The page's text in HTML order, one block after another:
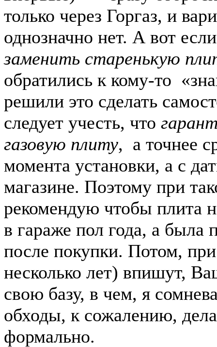
только через Горгаз, и
однозначно нет. А вот
заменить старенькую
обратились к кому-то
решили это сделать
следует учесть, что
газовую плиту, а точнее
момента установки, а с
магазине. Поэтому при
рекомендую чтобы плита
в гараже пол года, а была
после покупки. Потом,
несколько лет) впишут,
свою базу, в чем, я
обходы, к сожалению,
формально.